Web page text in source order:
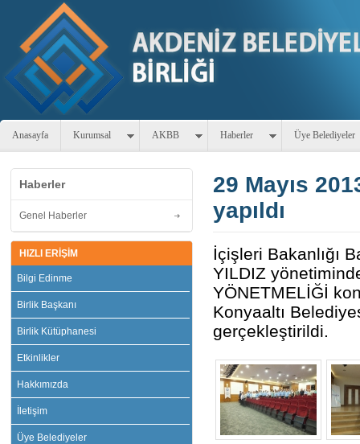
Anasayfa Kurumsal AKBB Haberler Üye Belediyeler
Haberler
Genel Haberler
HIZLI ERİŞİM
Bilgi Edinme
Birlik Başkanı
Birlik Kütüphanesi
Etkinlikler
Hakkımızda
İletişim
Üye Belediyeler
29 Mayıs
yapıldı
İçişleri Bakanlığı
YILDIZ
YÖNETMELİĞİ
Konyaaltı
gerçekleştirildi.